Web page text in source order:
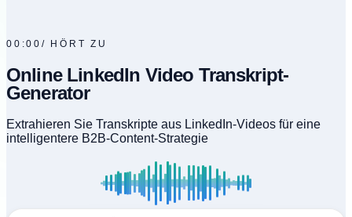
00:00 / HÖRT ZU
Online LinkedIn Video Transkript-
Generator
Extrahieren Sie Transkripte aus LinkedIn-Videos für eine
intelligentere B2B-Content-Strategie